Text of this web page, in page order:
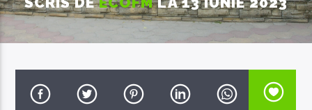
EcoFM Chisinau